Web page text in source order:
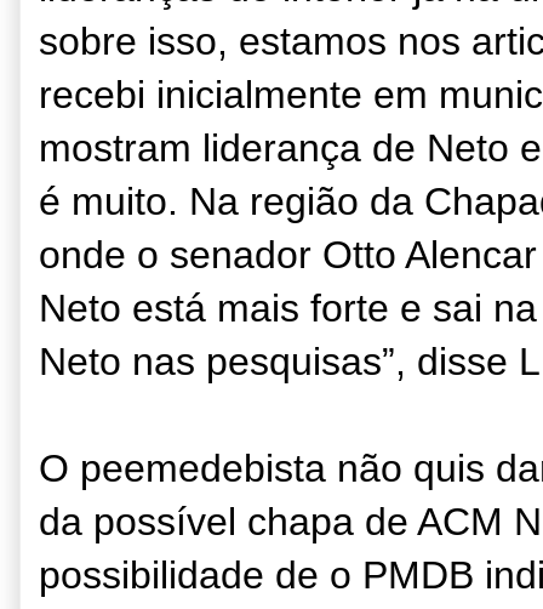
sobre isso, estamos nos
recebi inicialmente em
mostram liderança de Neto
é muito. Na região da
onde o senador Otto
Neto está mais forte e sai
Neto nas pesquisas”, disse
O peemedebista não quis
da possível chapa de ACM
possibilidade de o PMDB